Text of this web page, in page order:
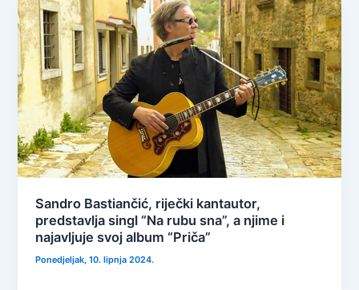
Sandro Bastiančić, riječki kantautor,
predstavlja singl “Na rubu sna”, a njime i
najavljuje svoj album “Priča”
Ponedjeljak, 10. lipnja 2024.